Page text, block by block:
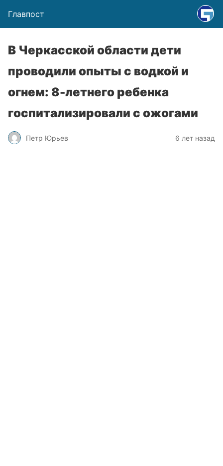
Главпост
В Черкасской области дети
проводили опыты с водкой и
огнем: 8-летнего ребенка
госпитализировали с ожогами
Петр Юрьев 6 лет назад